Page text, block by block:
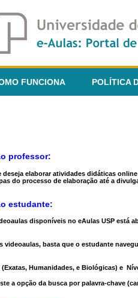
FUNCIONA POLÍTICA
professor:
deseja elaborar atividades didáticas
do processo de elaboração até a
estudante:
disponíveis no eAulas USP está
videoaulas, basta que o estudante
Humanidades, e Biológicas) e
a opção da busca por palavra-chave